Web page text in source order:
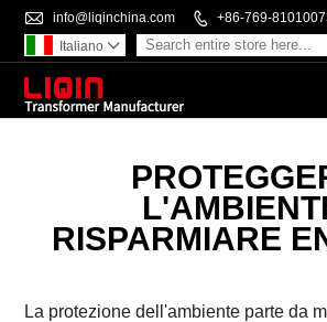
 info@liqinchina.com  +86-769-
Italiano 
RISPARMIARE
La protezione dell'ambiente parte da